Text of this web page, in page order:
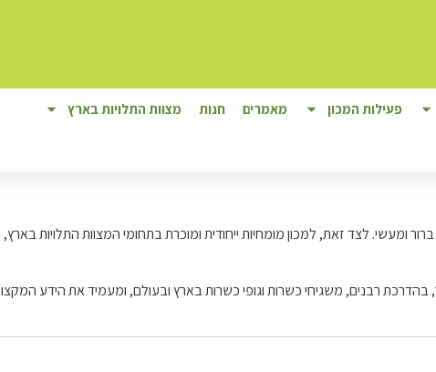
פעילות המכון מאמרים חנות מצוות התלויות בארץ
ומעשי. לצד זאת, למכון מומחיות ייחודית ומוכרת בתחומי המצוות התלויות
רבנים, משגיחי כשרות וגופי כשרות בארץ ובעולם, ומעמיד את הידע